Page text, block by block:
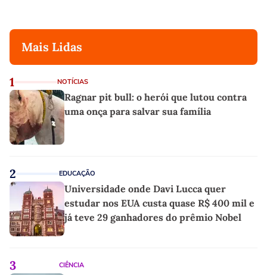
Mais Lidas
1 NOTÍCIAS
Ragnar pit bull: o herói que lutou contra
uma onça para salvar sua família
2 EDUCAÇÃO
Universidade onde Davi Lucca quer
estudar nos EUA custa quase R$ 400 mil e
já teve 29 ganhadores do prêmio Nobel
3 CIÊNCIA